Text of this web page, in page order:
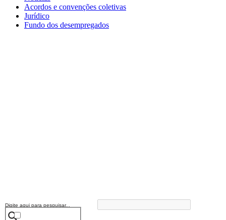
Paulo
Sindicato
Acordos e convenções coletivas
Jurídico
Fundo dos desempregados